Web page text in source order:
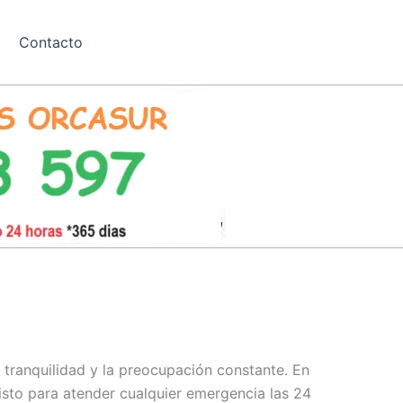
Contacto
y la preocupación constante. En
para atender cualquier emergencia las 24